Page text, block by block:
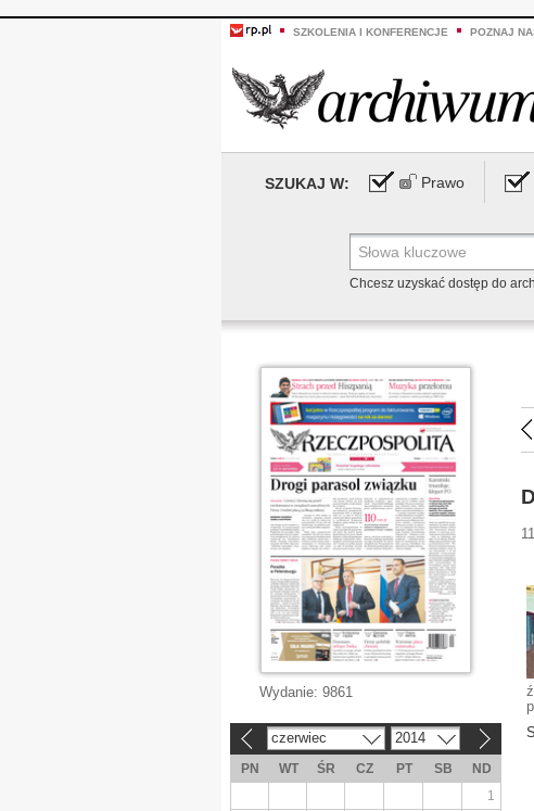
SZKOLENIA I KONFERENCJE POZNAJ
SZUKAJ W: Prawo
Chcesz uzyskać dostęp do
Wydanie: 9861
czerwiec 2014
PN WT ŚR CZ PT SB
ND
1